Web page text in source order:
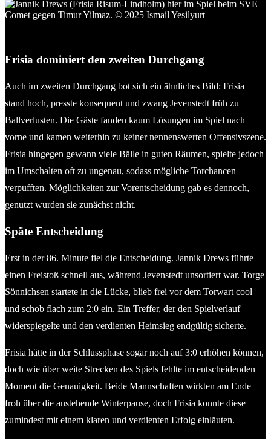
Frisia dominiert den zweiten Durchgang
Auch im zweiten Durchgang bot sich ein ähnliches Bild: Frisia
stand hoch, presste konsequent und zwang Jevenstedt früh zu
Ballverlusten. Die Gäste fanden kaum Lösungen im Spiel nach
vorne und kamen weiterhin zu keiner nennenswerten Offensivszene.
Frisia hingegen gewann viele Bälle in guten Räumen, spielte jedoch
im Umschalten oft zu ungenau, sodass mögliche Torchancen
verpufften. Möglichkeiten zur Vorentscheidung gab es dennoch,
genutzt wurden sie zunächst nicht.
Späte Entscheidung
Erst in der 86. Minute fiel die Entscheidung. Jannik Drews führte
einen Freistoß schnell aus, während Jevenstedt unsortiert war. Torge
Sönnichsen startete in die Lücke, blieb frei vor dem Torwart cool
und schob flach zum 2:0 ein. Ein Treffer, der den Spielverlauf
widerspiegelte und den verdienten Heimsieg endgültig sicherte.
Frisia hätte in der Schlussphase sogar noch auf 3:0 erhöhen können,
doch wie über weite Strecken des Spiels fehlte im entscheidenden
Moment die Genauigkeit. Beide Mannschaften wirkten am Ende
froh über die anstehende Winterpause, doch Frisia konnte diese
zumindest mit einem klaren und verdienten Erfolg einläuten.